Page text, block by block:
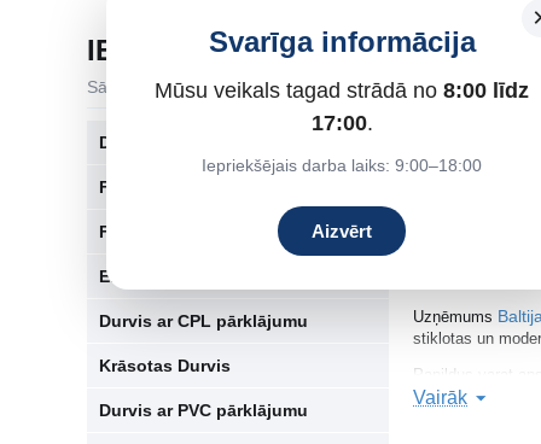
Svarīga informācija
Mūsu veikals tagad strādā no8:00 līdz
17:00.
Iepriekšējais darba laiks: 9:00–18:00
Aizvērt
IEKŠDURVIS
Sākums / Iekšdurvis
Ar durvju
Iekšdurvis ir
papildina telpas
Uzņēmums
stiklotas un
Papildus varat
Vairāk
DRE iekšdurvis
Finierētas Koka Iekšdurvis
Frēzētas Koka Iekšdurvis
Ekofinierētās durvis
Durvis ar CPL pārklājumu
Krāsotas Durvis
Durvis ar PVC pārklājumu